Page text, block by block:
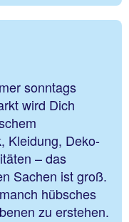
sonntags
wird Dich
Kleidung, Deko-
– das
Sachen ist groß.
hübsches
zu erstehen.